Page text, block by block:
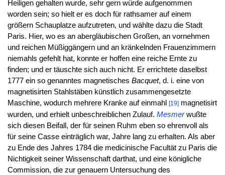
Heiligen gehalten wurde, sehr gern würde aufgenommen
worden sein; so hielt er es doch für rathsamer auf einem
größern Schauplatze aufzutreten, und wählte dazu die Stadt
Paris. Hier, wo es an abergläubischen Großen, an vornehmen
und reichen Müßiggängern und an kränkelnden Frauenzimmern
niemahls gefehlt hat, konnte er hoffen eine reiche Ernte zu
finden; und er täuschte sich auch nicht. Er errichtete daselbst
1777 ein so genanntes magnetisches Bacquet, d. i. eine von
magnetisirten Stahlstäben künstlich zusammengesetzte
Maschine, wodurch mehrere Kranke auf einmahl
[19]magnetisirt
wurden, und erhielt unbeschreiblichen Zulauf. Mesmerwußte
sich diesen Beifall, der für seinen Ruhm eben so ehrenvoll als
für seine Casse einträglich war, Jahre lang zu erhalten. Als aber
zu Ende des Jahres 1784 die medicinische Facultät zu Paris die
Nichtigkeit seiner Wissenschaft darthat, und eine königliche
Commission, die zur genauern Untersuchung des